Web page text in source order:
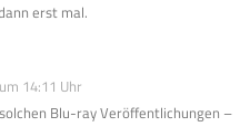
erst mal.
14:11 Uhr
Blu-ray Veröffentlichungen –